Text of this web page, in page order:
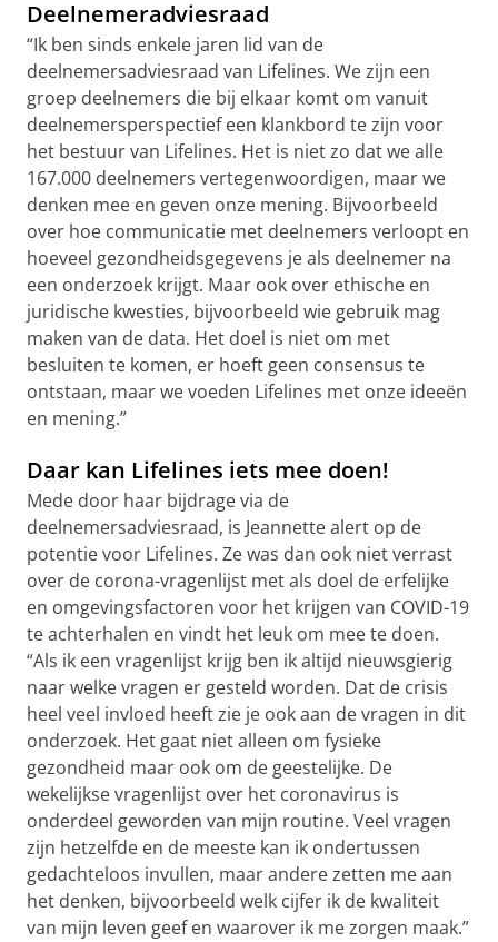
Deelnemeradviesraad
“Ik ben sinds enkele jaren lid van de
deelnemersadviesraad van Lifelines. We zijn een
groep deelnemers die bij elkaar komt om vanuit
deelnemersperspectief een klankbord te zijn voor
het bestuur van Lifelines. Het is niet zo dat we alle
167.000 deelnemers vertegenwoordigen, maar we
denken mee en geven onze mening. Bijvoorbeeld
over hoe communicatie met deelnemers verloopt en
hoeveel gezondheidsgegevens je als deelnemer na
een onderzoek krijgt. Maar ook over ethische en
juridische kwesties, bijvoorbeeld wie gebruik mag
maken van de data. Het doel is niet om met
besluiten te komen, er hoeft geen consensus te
ontstaan, maar we voeden Lifelines met onze ideeën
en mening.”
Daar kan Lifelines iets mee doen!
Mede door haar bijdrage via de
deelnemersadviesraad, is Jeannette alert op de
potentie voor Lifelines. Ze was dan ook niet verrast
over de corona-vragenlijst met als doel de erfelijke
en omgevingsfactoren voor het krijgen van COVID-19
te achterhalen en vindt het leuk om mee te doen.
“Als ik een vragenlijst krijg ben ik altijd nieuwsgierig
naar welke vragen er gesteld worden. Dat de crisis
heel veel invloed heeft zie je ook aan de vragen in dit
onderzoek. Het gaat niet alleen om fysieke
gezondheid maar ook om de geestelijke. De
wekelijkse vragenlijst over het coronavirus is
onderdeel geworden van mijn routine. Veel vragen
zijn hetzelfde en de meeste kan ik ondertussen
gedachteloos invullen, maar andere zetten me aan
het denken, bijvoorbeeld welk cijfer ik de kwaliteit
van mijn leven geef en waarover ik me zorgen maak.”